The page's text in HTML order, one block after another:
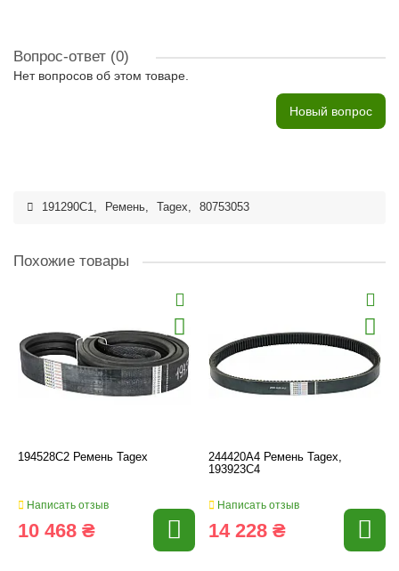
Вопрос-ответ (0)
Нет вопросов об этом товаре.
Новый вопрос
191290C1, Ремень, Tagex, 80753053
Похожие товары
194528C2 Ремень Tagex
Написать отзыв
10 468 ₴
244420A4 Ремень Tagex,
193923C4
Написать отзыв
14 228 ₴